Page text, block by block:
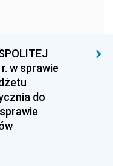
1937
w sprawie
do